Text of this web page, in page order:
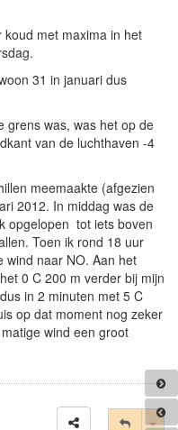
met maxima in het
31 in januari dus
grens was, was het op de
van de luchthaven -4
meemaakte (afgezien
2012. In middag was de
opgelopen tot iets boven
Toen ik rond 18 uur
wind naar NO. Aan het
0 C 200 m verder bij mijn
in 2 minuten met 5 C
op dat moment nog zeker
wind een groot